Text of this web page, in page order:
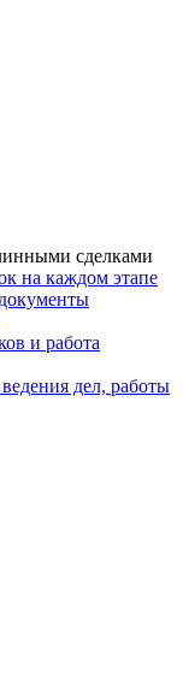
сделками
на каждом этапе
и работа
дел, работы